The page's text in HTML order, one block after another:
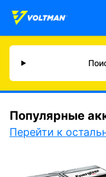
Популярные
Перейти к